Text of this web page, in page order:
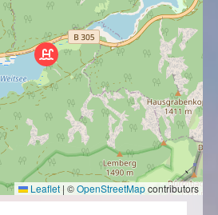
Leaflet | ©OpenStreetMapcontributors